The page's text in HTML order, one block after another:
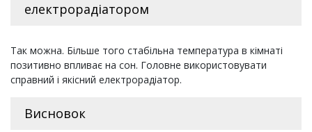
електрорадіатором
Так можна. Більше того стабільна температура в кімнаті
позитивно впливає на сон. Головне використовувати
справний і якісний електрорадіатор.
Висновок